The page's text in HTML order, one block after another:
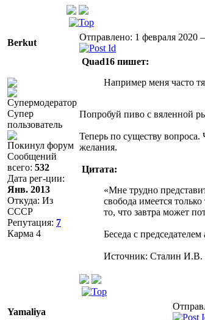
Berkut
Отправлено: 1 февраля 2020
Супер
пользователь
Покинул форум
Сообщений
всего: 532
Дата рег-ции:
Янв. 2013
Откуда: Из
СССР
Репутация: 7
Карма 4
Quad16 пишет:
Например меня часто
Попробуй пиво с вяленной
Теперь по существу
желания.
Цитата:
«Мне трудно
свобода имеется
то, что завтра может
Беседа с
Источник: Сталин И.В.
Yamaliya